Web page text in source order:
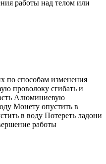
работы над телом или
по способам изменения
проволоку сгибать и
Алюминиевую
Монету опустить в
в воду Потереть ладони
работы